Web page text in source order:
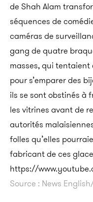
de Shah Alam
séquences de
caméras de
gang de quatre
masses, qui tentaient
pour s’emparer des
ils se sont obstinés à
les vitrines avant de
autorités
folles qu’elles
fabricant de ces
https://
Source : News